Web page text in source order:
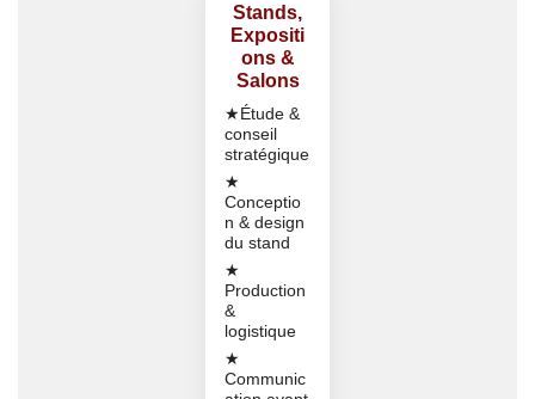
Stands,
Expositi
ons &
Salons
★Étude &
conseil
stratégique
★
Conceptio
n & design
du stand
★
Production
&
logistique
★
Communic